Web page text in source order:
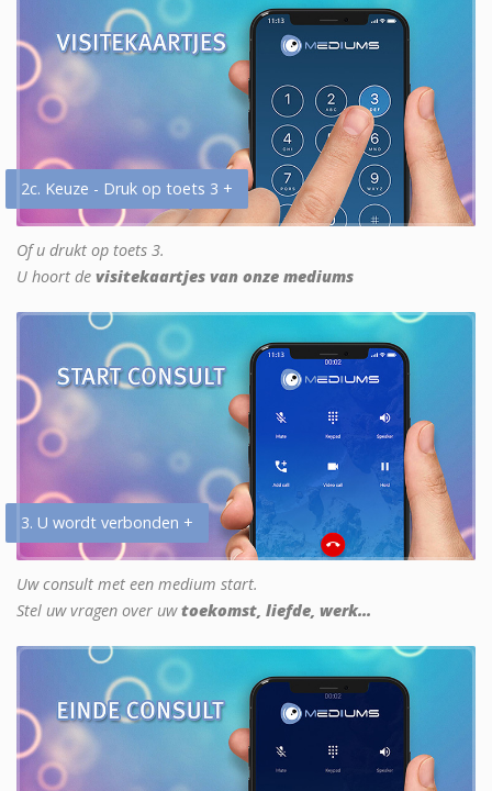
2c. Keuze - Druk op toets 3 +
Of u drukt op toets 3.
U hoort de visitekaartjes van onze mediums
3. U wordt verbonden +
Uw consult met een medium start.
Stel uw vragen over uwtoekomst, liefde, werk...